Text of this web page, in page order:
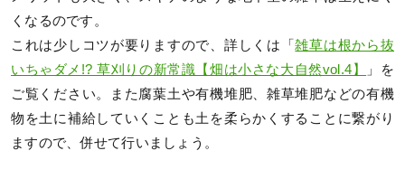
くなるのです。
これは少しコツが要りますので、詳しくは「雑草は根から抜
いちゃダメ!? 草刈りの新常識【畑は小さな大自然vol.4】
」を
ご覧ください。また腐葉土や有機堆肥、雑草堆肥などの有機
物を土に補給していくことも土を柔らかくすることに繋がり
ますので、併せて行いましょう。